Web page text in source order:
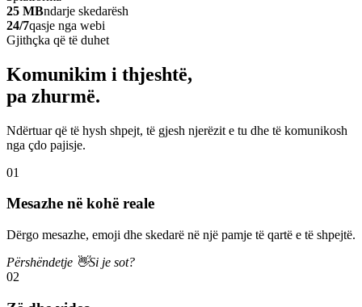
25 MBndarje skedarësh
24/7qasje nga webi
Gjithçka që të duhet
Komunikim i thjeshtë,
pa zhurmë.
Ndërtuar që të hysh shpejt, të gjesh njerëzit e tu dhe të komunikosh
nga çdo pajisje.
01
Mesazhe në kohë reale
Dërgo mesazhe, emoji dhe skedarë në një pamje të qartë e të shpejtë.
Përshëndetje 👋Si je sot?
02